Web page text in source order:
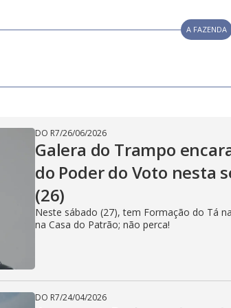
a
y
V
d
A FAZENDA
DO R7/26/06/2026
Galera do Trampo
do Poder do Voto nesta
(26)
Neste sábado (27), tem Formação do Tá
na Casa do Patrão; não perca!
DO R7/24/04/2026